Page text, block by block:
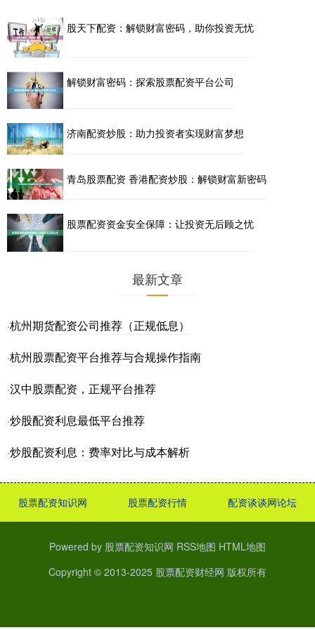
股天下配资：解锁财富密码，助你投资无忧
解锁财富密码：探索股票配资平台公司
济南配资炒股：助力投资者实现财富梦想
青岛股票配资 香港配资炒股：解锁财富新密码
股票配资资金安全保障：让投资无后顾之忧
最新文章
·杭州期货配资公司推荐（正规低息）
·杭州股票配资平台推荐与合规操作指南
·汉中股票配资，正规平台推荐
·炒股配资利息最低平台推荐
·炒股配资利息：费率对比与成本解析
股票配资知识网 股票配资行情 配资谈谈网论坛
Powered by 股票配资知识网 RSS地图 HTML地图
Copyright © 2013-2025 股票配资财经网 版权所有